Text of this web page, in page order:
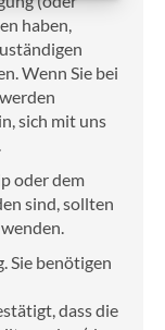
haben,
Wenn Sie bei
sich mit uns
oder dem
sind, sollten
wenden.
Sie benötigen
dass die